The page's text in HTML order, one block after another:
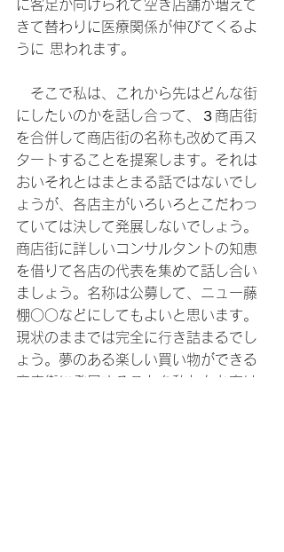
に客足が向けられて空き店舗が増えて
きて替わりに医療関係が伸びてくるよ
うに 思われます。
そこで私は、これから先はどんな街
にしたいのかを話し合って、３商店街
を合併して商店街の名称も改めて再ス
タートすることを提案します。それは
おいそれとはまとまる話ではないでし
ょうが、各店主がいろいろとこだわっ
ていては決して発展しないでしょう。
商店街に詳しいコンサルタントの知恵
を借りて各店の代表を集めて話し合い
ましょう。名称は公募して、ニュー藤
棚○○などにしてもよいと思います。
現状のままでは完全に行き詰まるでし
ょう。夢のある楽しい買い物ができる
商店街に発展することを私たちお客は